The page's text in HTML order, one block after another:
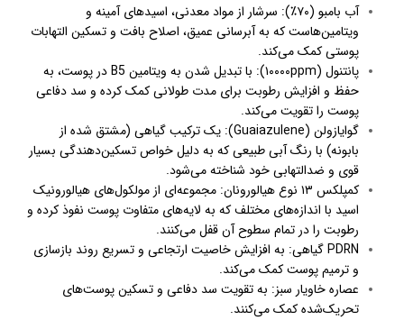
آب بامبو (۷۰٪): سرشار از مواد معدنی، اسیدهای آمینه و
ویتامین‌هاست که به آبرسانی عمیق، اصلاح بافت و تسکین التهابات
پوستی کمک می‌کند.
پانتنول (۱۰۰۰۰ppm): با تبدیل شدن به ویتامین B5 در پوست، به
حفظ و افزایش رطوبت برای مدت طولانی کمک کرده و سد دفاعی
پوست را تقویت می‌کند.
گوایازولن (Guaiazulene): یک ترکیب گیاهی (مشتق شده از
بابونه) با رنگ آبی طبیعی که به دلیل خواص تسکین‌دهندگی بسیار
قوی و ضدالتهابی خود شناخته می‌شود.
کمپلکس ۱۳ نوع هیالورونان: مجموعه‌ای از مولکول‌های هیالورونیک
اسید با اندازه‌های مختلف که به لایه‌های متفاوت پوست نفوذ کرده و
رطوبت را در تمام سطوح آن قفل می‌کنند.
PDRN گیاهی: به افزایش خاصیت ارتجاعی و تسریع روند بازسازی
و ترمیم پوست کمک می‌کند.
عصاره خاویار سبز: به تقویت سد دفاعی و تسکین پوست‌های
تحریک‌شده کمک می‌کنند.